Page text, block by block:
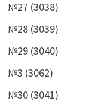
№27 (3038)
№28 (3039)
№29 (3040)
№3 (3062)
№30 (3041)